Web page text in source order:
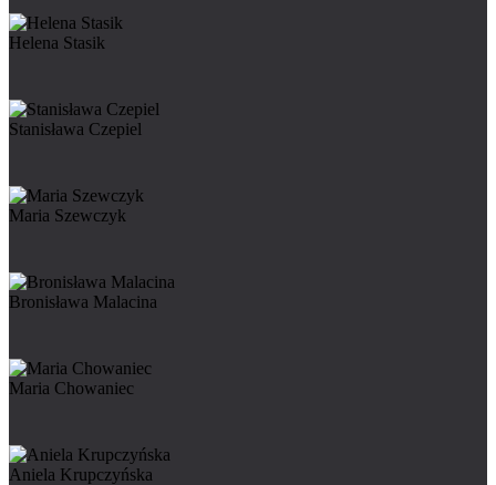
Helena Stasik
Stanisława Czepiel
Maria Szewczyk
Bronisława Malacina
Maria Chowaniec
Aniela Krupczyńska